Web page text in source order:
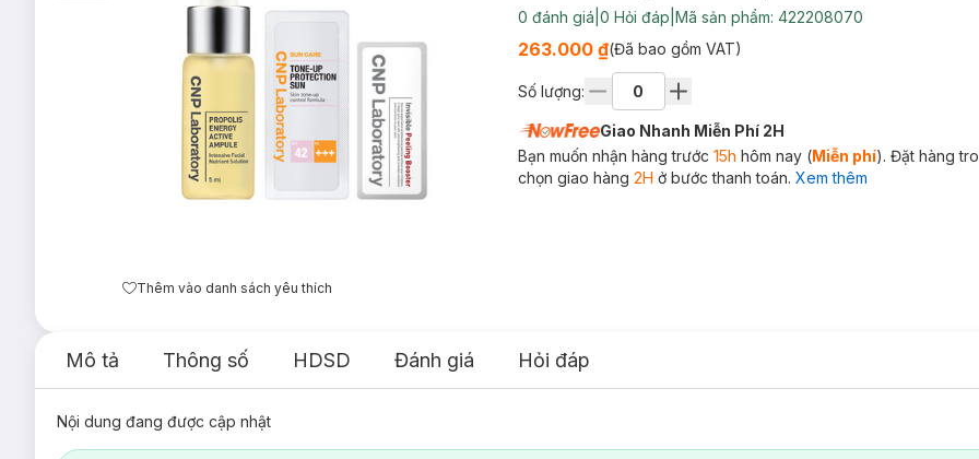
Thêm vào danh sách yêu thích
0 đánh giá 0 Hỏi đáp Mã sản phẩm: 422208070
263.000 ₫(Đã bao gồm VAT)
Số lượng:
Giao Nhanh Miễn Phí 2H
Bạn muốn nhận hàng trước 15h hôm nay (Miễn phí). Đặt hàng
chọn giao hàng 2H ở bước thanh toán. Xem thêm
Mô tả Thông số HDSD Đánh giá Hỏi đáp
Nội dung đang được cập nhật